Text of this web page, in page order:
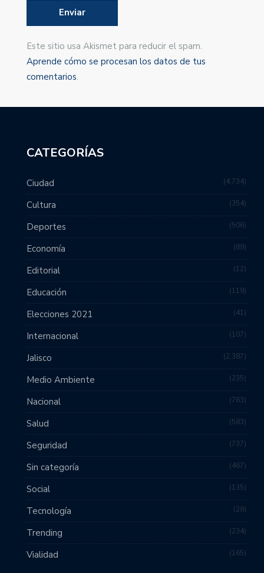
Este sitio usa Akismet para reducir el spam.
Aprende cómo se procesan los datos de tus
comentarios.
CATEGORÍAS
Ciudad 4,734
Cultura 354
Deportes 506
Economía 89
Editorial 12
Educación 119
Elecciones 2021 41
Internacional 107
Jalisco 2,387
Medio Ambiente 235
Nacional 763
Salud 583
Seguridad 737
Sin categoría 467
Social 135
Tecnología 28
Trending 234
Vialidad 165